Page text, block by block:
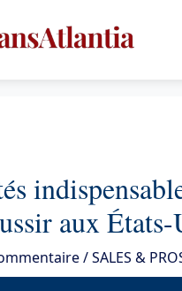
aux États-
/SALES &